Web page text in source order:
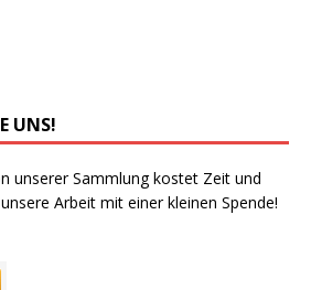
UNS!
unserer Sammlung kostet Zeit und
Arbeit mit einer kleinen Spende!